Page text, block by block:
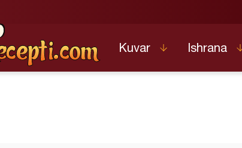
Kuvar Ishrana